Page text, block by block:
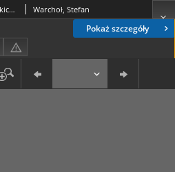
Pokaż szczegóły
Właściwości językowe rot kościańskich z lat 1410-1428 Warchoł, Stefan